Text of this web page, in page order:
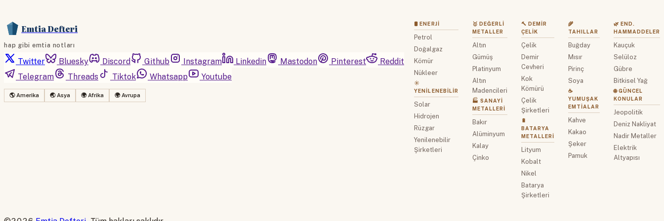
Emtia Defteri
hap gibi emtia notları
Twitter Bluesky Discord Github Instagram Linkedin Mastodon Pinterest
Reddit
Telegram
Threads Tiktok Whatsapp Youtube
🌎 Amerika 🌏 Asya 🌍 Afrika 🌍 Avrupa
🛢 ENERJI
Petrol
Doğalgaz
Kömür
Nükleer
☀️
YENILENEBILIR
Solar
Hidrojen
Rüzgar
Yenilenebilir
Şirketleri
🥇 DEĞERLI
METALLER
Altın
Gümüş
Platinyum
Altın
Madencileri
🏭 SANAYI
METALLERI
Bakır
Alüminyum
Kalay
Çinko
🔨 DEMIR
ÇELIK
Çelik
Demir
Cevheri
Kok
Kömürü
Çelik
Şirketleri
🔋
BATARYA
METALLERI
Lityum
Kobalt
Nikel
Batarya
Şirketleri
🌾
TAHILLAR
Buğday
Mısır
Pirinç
Soya
☕
YUMUŞAK
EMTIALAR
Kahve
Kakao
Şeker
Pamuk
🌿 END.
HAMMADDELER
Kauçuk
Selüloz
Gübre
Bitkisel Yağ
🌐 GÜNCEL
KONULAR
Jeopolitik
Deniz Nakliyat
Nadir Metaller
Elektrik
Altyapısı